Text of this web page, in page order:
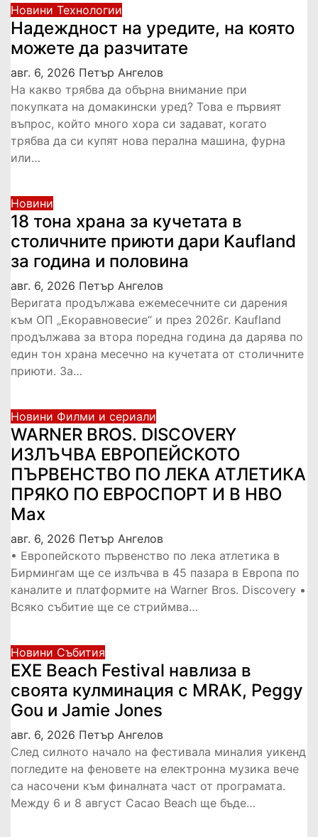
Новини Технологии
Надеждност на уредите, на която
можете да разчитате
авг. 6, 2026 Петър Ангелов
На какво трябва да обърна внимание при
покупката на домакински уред? Това е първият
въпрос, който много хора си задават, когато
трябва да си купят нова перална машина, фурна
или…
Новини
18 тона храна за кучетата в
столичните приюти дари Kaufland
за година и половина
авг. 6, 2026 Петър Ангелов
Веригата продължава ежемесечните си дарения
към ОП „Екоравновесие“ и през 2026г. Kaufland
продължава за втора поредна година да дарява по
един тон храна месечно на кучетата от столичните
приюти. За…
Новини Филми и сериали
WARNER BROS. DISCOVERY
ИЗЛЪЧВА ЕВРОПЕЙСКОТО
ПЪРВЕНСТВО ПО ЛЕКА АТЛЕТИКА
ПРЯКО ПО ЕВРОСПОРТ И В НВО
Мах
авг. 6, 2026 Петър Ангелов
• Европейското първенство по лека атлетика в
Бирмингам ще се излъчва в 45 пазара в Европа по
каналите и платформите на Warner Bros. Discovery •
Всяко събитие ще се стриймва…
Новини Събития
EXE Beach Festival навлиза в
своята кулминация с MRAK, Peggy
Gou и Jamie Jones
авг. 6, 2026 Петър Ангелов
След силното начало на фестивала миналия уикенд
погледите на феновете на електронна музика вече
са насочени към финалната част от програмата.
Между 6 и 8 август Cacao Beach ще бъде…